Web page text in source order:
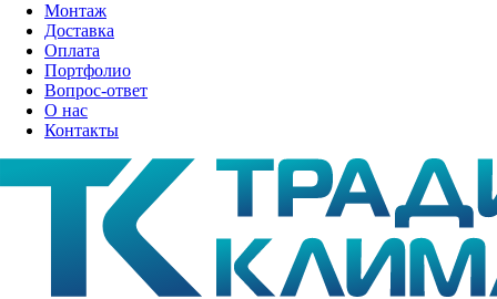
Монтаж
Доставка
Оплата
Портфолио
Вопрос-ответ
О нас
Контакты